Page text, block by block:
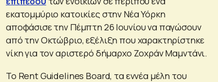
εκατομμύριο κατοικίες στην Νέα Υόρκη
αποφάσισε την Πέμπτη 26 Ιουνίου να παγώσουν
από την Οκτώβριο, εξέλιξη που χαρακτηρίστηκε
νίκη για τον αριστερό δήμαρχο Ζοχράν Μαμντάνι.
Το Rent Guidelines Board, τα εννέα μέλη του